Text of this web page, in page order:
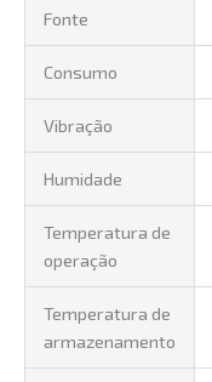
Fonte
Consumo
Vibração
Humidade
Temperatura de
operação
Temperatura de
armazenamento